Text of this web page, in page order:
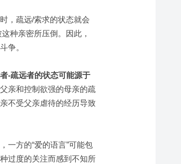
，疏远/索求的状态就会
种亲密所压倒。因此，
争。
-疏远者的状态可能源于
亲和控制欲强的母亲的疏
不受父亲虐待的经历导致
一方的“爱的语言”可能包
过度的关注而感到不知所